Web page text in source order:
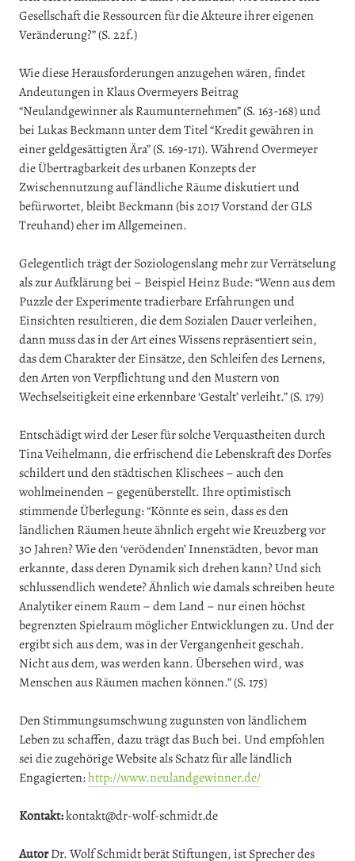
Gesellschaft die Ressourcen für die Akteure ihrer eigenen
Veränderung?” (S. 22f.)
Wie diese Herausforderungen anzugehen wären, findet
Andeutungen in Klaus Overmeyers Beitrag
“Neulandgewinner als Raumunternehmen” (S. 163-168) und
bei Lukas Beckmann unter dem Titel “Kredit gewähren in
einer geldgesättigten Ära” (S. 169-171). Während Overmeyer
die Übertragbarkeit des urbanen Konzepts der
Zwischennutzung auf ländliche Räume diskutiert und
befürwortet, bleibt Beckmann (bis 2017 Vorstand der GLS
Treuhand) eher im Allgemeinen.
Gelegentlich trägt der Soziologenslang mehr zur Verrätselung
als zur Aufklärung bei – Beispiel Heinz Bude: “Wenn aus dem
Puzzle der Experimente tradierbare Erfahrungen und
Einsichten resultieren, die dem Sozialen Dauer verleihen,
dann muss das in der Art eines Wissens repräsentiert sein,
das dem Charakter der Einsätze, den Schleifen des Lernens,
den Arten von Verpflichtung und den Mustern von
Wechselseitigkeit eine erkennbare ‘Gestalt’ verleiht.” (S. 179)
Entschädigt wird der Leser für solche Verquastheiten durch
Tina Veihelmann, die erfrischend die Lebenskraft des Dorfes
schildert und den städtischen Klischees – auch den
wohlmeinenden – gegenüberstellt. Ihre optimistisch
stimmende Überlegung: “Könnte es sein, dass es den
ländlichen Räumen heute ähnlich ergeht wie Kreuzberg vor
30 Jahren? Wie den ‘verödenden’ Innenstädten, bevor man
erkannte, dass deren Dynamik sich drehen kann? Und sich
schlussendlich wendete? Ähnlich wie damals schreiben heute
Analytiker einem Raum – dem Land – nur einen höchst
begrenzten Spielraum möglicher Entwicklungen zu. Und der
ergibt sich aus dem, was in der Vergangenheit geschah.
Nicht aus dem, was werden kann. Übersehen wird, was
Menschen aus Räumen machen können.” (S. 175)
Den Stimmungsumschwung zugunsten von ländlichem
Leben zu schaffen, dazu trägt das Buch bei. Und empfohlen
sei die zugehörige Website als Schatz für alle ländlich
Engagierten:http://www.neulandgewinner.de/
Kontakt:kontakt@dr-wolf-schmidt.de
AutorDr. Wolf Schmidt berät Stiftungen, ist Sprecher des